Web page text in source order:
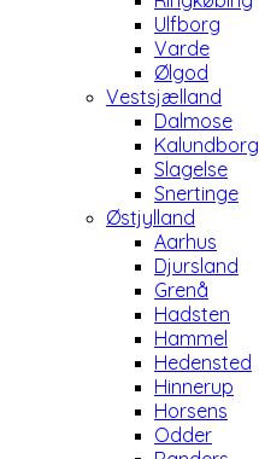
Ulfborg
Varde
Ølgod
Vestsjælland
Dalmose
Kalundborg
Slagelse
Snertinge
Østjylland
Aarhus
Djursland
Grenå
Hadsten
Hammel
Hedensted
Hinnerup
Horsens
Odder